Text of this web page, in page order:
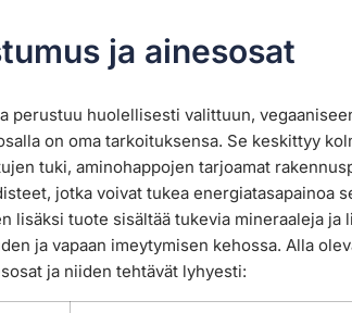
ja ainesosat
perustuu huolellisesti valittuun,
on oma tarkoituksensa. Se keskittyy
tuki, aminohappojen tarjoamat
jotka voivat tukea energiatasapainoa
lisäksi tuote sisältää tukevia mineraaleja ja
ja vapaan imeytymisen kehossa. Alla
ja niiden tehtävät lyhyesti: